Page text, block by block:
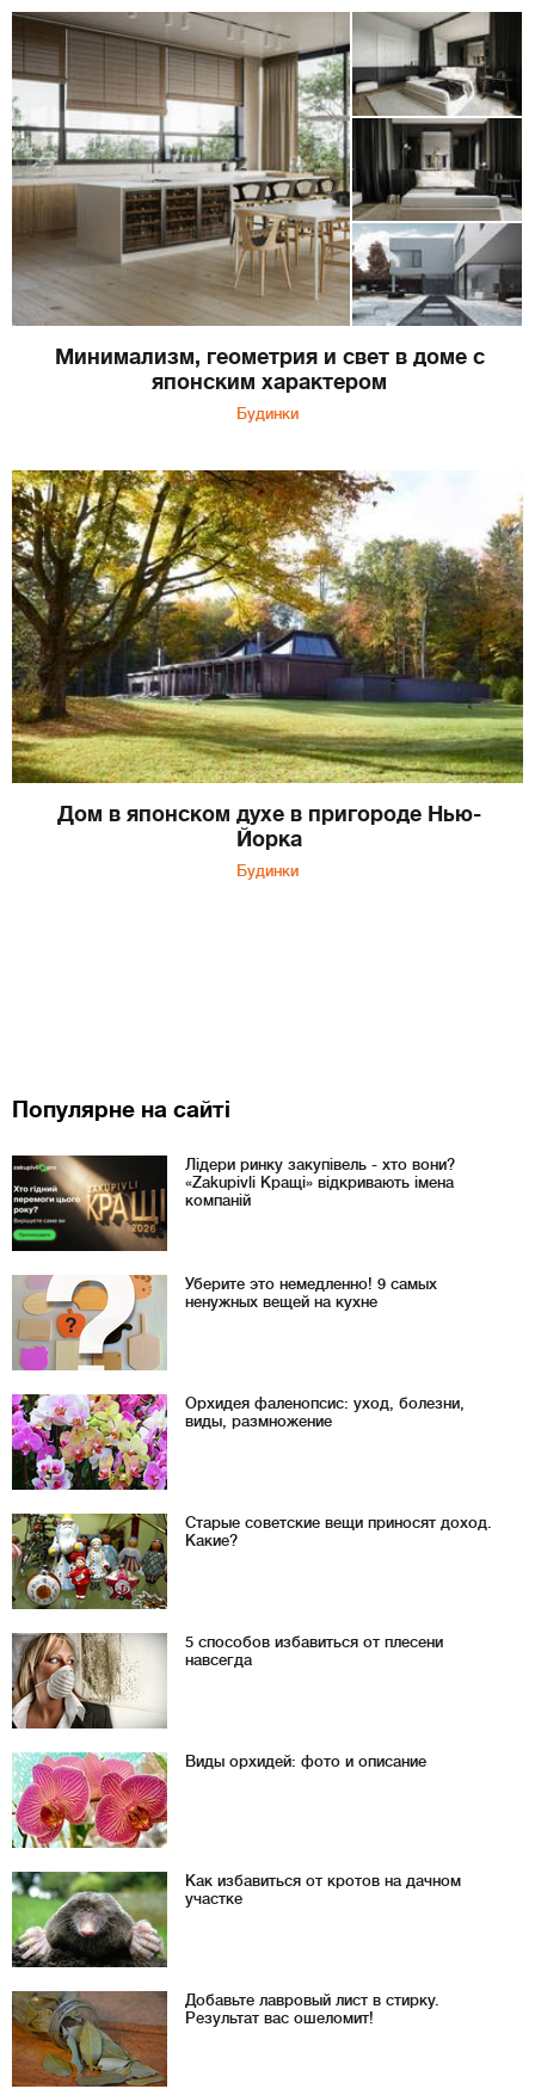
Минимализм, геометрия и свет в доме с
японским характером
Будинки
Дом в японском духе в пригороде Нью-
Йорка
Будинки
Популярне на сайті
Лідери ринку закупівель - хто вони?
«Zakupivli Кращі» відкривають імена
компаній
Уберите это немедленно! 9 самых
ненужных вещей на кухне
Орхидея фаленопсис: уход, болезни,
виды, размножение
Старые советские вещи приносят доход.
Какие?
5 способов избавиться от плесени
навсегда
Виды орхидей: фото и описание
Как избавиться от кротов на дачном
участке
Добавьте лавровый лист в стирку.
Результат вас ошеломит!